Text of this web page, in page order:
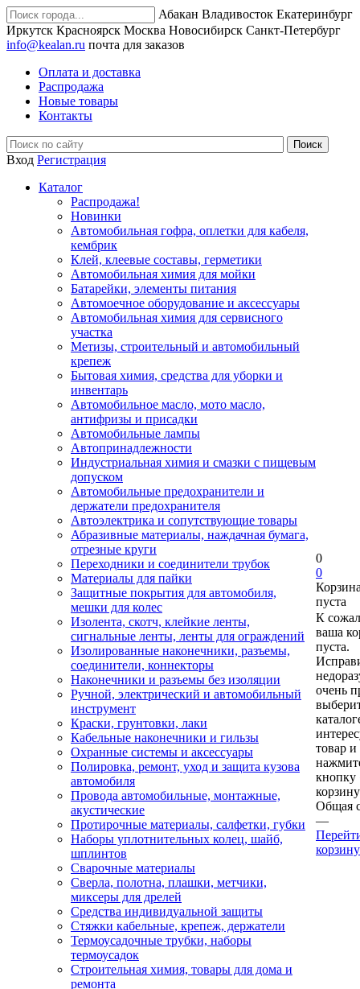
Абакан Владивосток Екатеринбург
Иркутск Красноярск Москва Новосибирск Санкт-Петербург
info@kealan.ru почта для заказов
Оплата и доставка
Распродажа
Новые товары
Контакты
Вход Регистрация
Каталог
Распродажа!
Новинки
Автомобильная гофра, оплетки для кабеля,
кембрик
Клей, клеевые составы, герметики
Автомобильная химия для мойки
Батарейки, элементы питания
Автомоечное оборудование и аксессуары
Автомобильная химия для сервисного
участка
Метизы, строительный и автомобильный
крепеж
Бытовая химия, средства для уборки и
инвентарь
Автомобильное масло, мото масло,
антифризы и присадки
Автомобильные лампы
Автопринадлежности
Индустриальная химия и смазки с пищевым
допуском
Автомобильные предохранители и
держатели предохранителя
Автоэлектрика и сопутствующие товары
Абразивные материалы, наждачная бумага,
отрезные круги
Переходники и соединители трубок
Материалы для пайки
Защитные покрытия для автомобиля,
мешки для колес
Изолента, скотч, клейкие ленты,
сигнальные ленты, ленты для ограждений
Изолированные наконечники, разъемы,
соединители, коннекторы
Наконечники и разъемы без изоляции
Ручной, электрический и автомобильный
инструмент
Краски, грунтовки, лаки
Кабельные наконечники и гильзы
Охранные системы и аксессуары
Полировка, ремонт, уход и защита кузова
автомобиля
Провода автомобильные, монтажные,
акустические
Протирочные материалы, салфетки, губки
Наборы уплотнительных колец, шайб,
шплинтов
Сварочные материалы
Сверла, полотна, плашки, метчики,
миксеры для дрелей
Средства индивидуальной защиты
Стяжки кабельные, крепеж, держатели
Термоусадочные трубки, наборы
термоусадок
Строительная химия, товары для дома и
ремонта
0
0
пуста
К
ваша
пуста.
очень
товар и
кнопку
Общая
—
корзину